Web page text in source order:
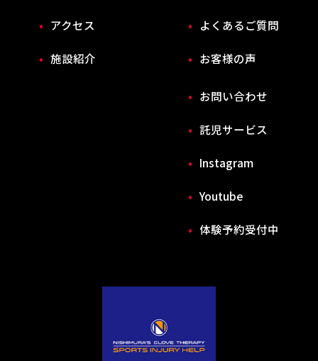
アクセス
施設紹介
よくあるご質問
お客様の声
お問い合わせ
託児サービス
Instagram
Youtube
体験予約受付中